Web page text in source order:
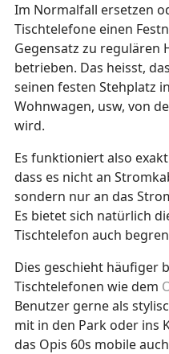
Im Normalfall ersetzen
Tischtelefone einen
Gegensatz zu regulären
betrieben. Das heisst, das
seinen festen Stehplatz
Wohnwagen, usw, von
wird.
Es funktioniert also
dass es nicht an
sondern nur an das
Es bietet sich natürlich
Tischtelefon auch
Dies geschieht häufiger
Tischtelefonen wie dem
Benutzer gerne als
mit in den Park oder ins
das Opis 60s mobile